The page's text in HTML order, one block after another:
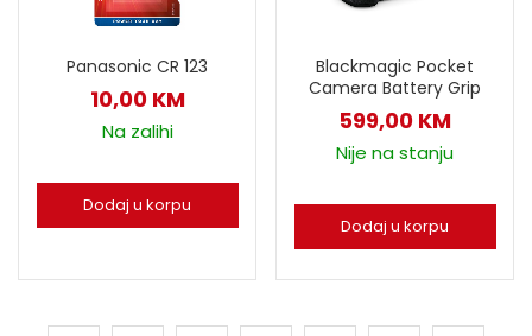
Panasonic CR 123
10,00 KM
Na zalihi
Dodaj u korpu
Blackmagic Pocket
Camera Battery Grip
599,00 KM
Nije na stanju
Dodaj u korpu